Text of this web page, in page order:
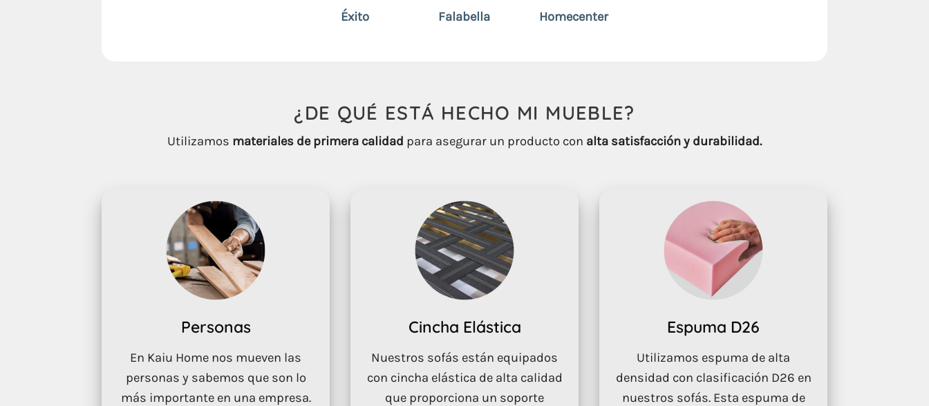
Éxito Falabella Homecenter
¿DE QUÉ ESTÁ HECHO MI MUEBLE?
Utilizamos materiales de primera calidad para asegurar un producto con alta satisfacción y durabilidad.
Personas
En Kaiu Home nos mueven las
personas y sabemos que son lo
más importante en una empresa.
Cincha Elástica
Nuestros sofás están equipados
con cincha elástica de alta calidad
que proporciona un soporte
Espuma D26
Utilizamos espuma de alta
densidad con clasificación D26 en
nuestros sofás. Esta espuma de